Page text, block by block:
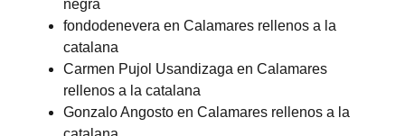
negra
fondodenevera en Calamares rellenos a la
catalana
Carmen Pujol Usandizaga en Calamares
rellenos a la catalana
Gonzalo Angosto en Calamares rellenos a la